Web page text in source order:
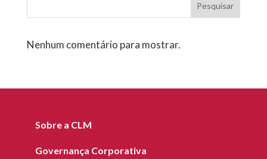
Pesquisar
Nenhum comentário para mostrar.
Sobre a CLM
Governança Corporativa